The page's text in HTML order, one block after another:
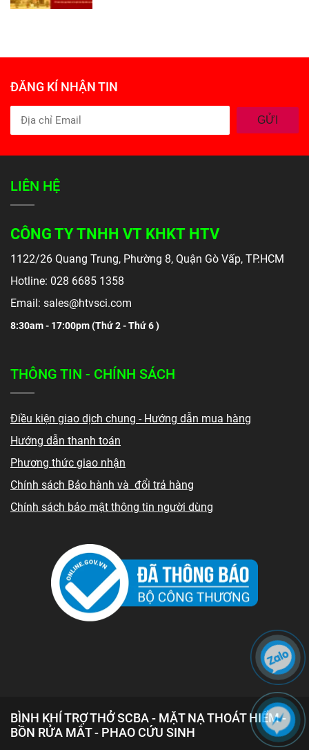
BÌNH KHÍ TRỢ THỞ SCBA - MẶT NẠ THOÁT HIỂM -
BỒN RỬA MẮT - PHAO CỨU SINH
ĐĂNG KÍ NHẬN TIN
GỬI
LIÊN HỆ
CÔNG TY TNHH VT KHKT HTV
1122/26 Quang Trung, Phường 8, Quận Gò Vấp, TP.HCM
Hotline: 028 6685 1358
Email: sales@htvsci.com
8:30am - 17:00pm (Thứ 2 - Thứ 6 )
THÔNG TIN - CHÍNH SÁCH
Điều kiện giao dịch chung - Hướng dẫn mua hàng
Hướng dẫn thanh toán
Phương thức giao nhận
Chính sách Bảo hành và đổi trả hàng
Chính sách bảo mật thông tin người dùng